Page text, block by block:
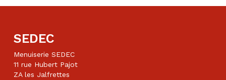
SEDEC
Menuiserie SEDEC
11 rue Hubert Pajot
ZA les Jalfrettes